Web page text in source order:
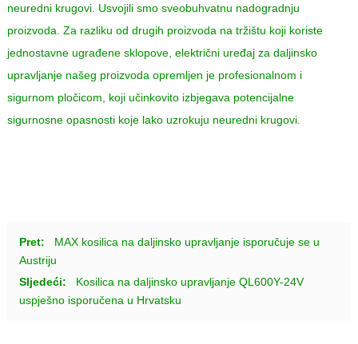
neuredni krugovi. Usvojili smo sveobuhvatnu nadogradnju
proizvoda. Za razliku od drugih proizvoda na tržištu koji koriste
jednostavne ugrađene sklopove, električni uređaj za daljinsko
upravljanje našeg proizvoda opremljen je profesionalnom i
sigurnom pločicom, koji učinkovito izbjegava potencijalne
sigurnosne opasnosti koje lako uzrokuju neuredni krugovi.
Pret:
MAX kosilica na daljinsko upravljanje isporučuje se u
Austriju
Sljedeći:
Kosilica na daljinsko upravljanje QL600Y-24V
uspješno isporučena u Hrvatsku